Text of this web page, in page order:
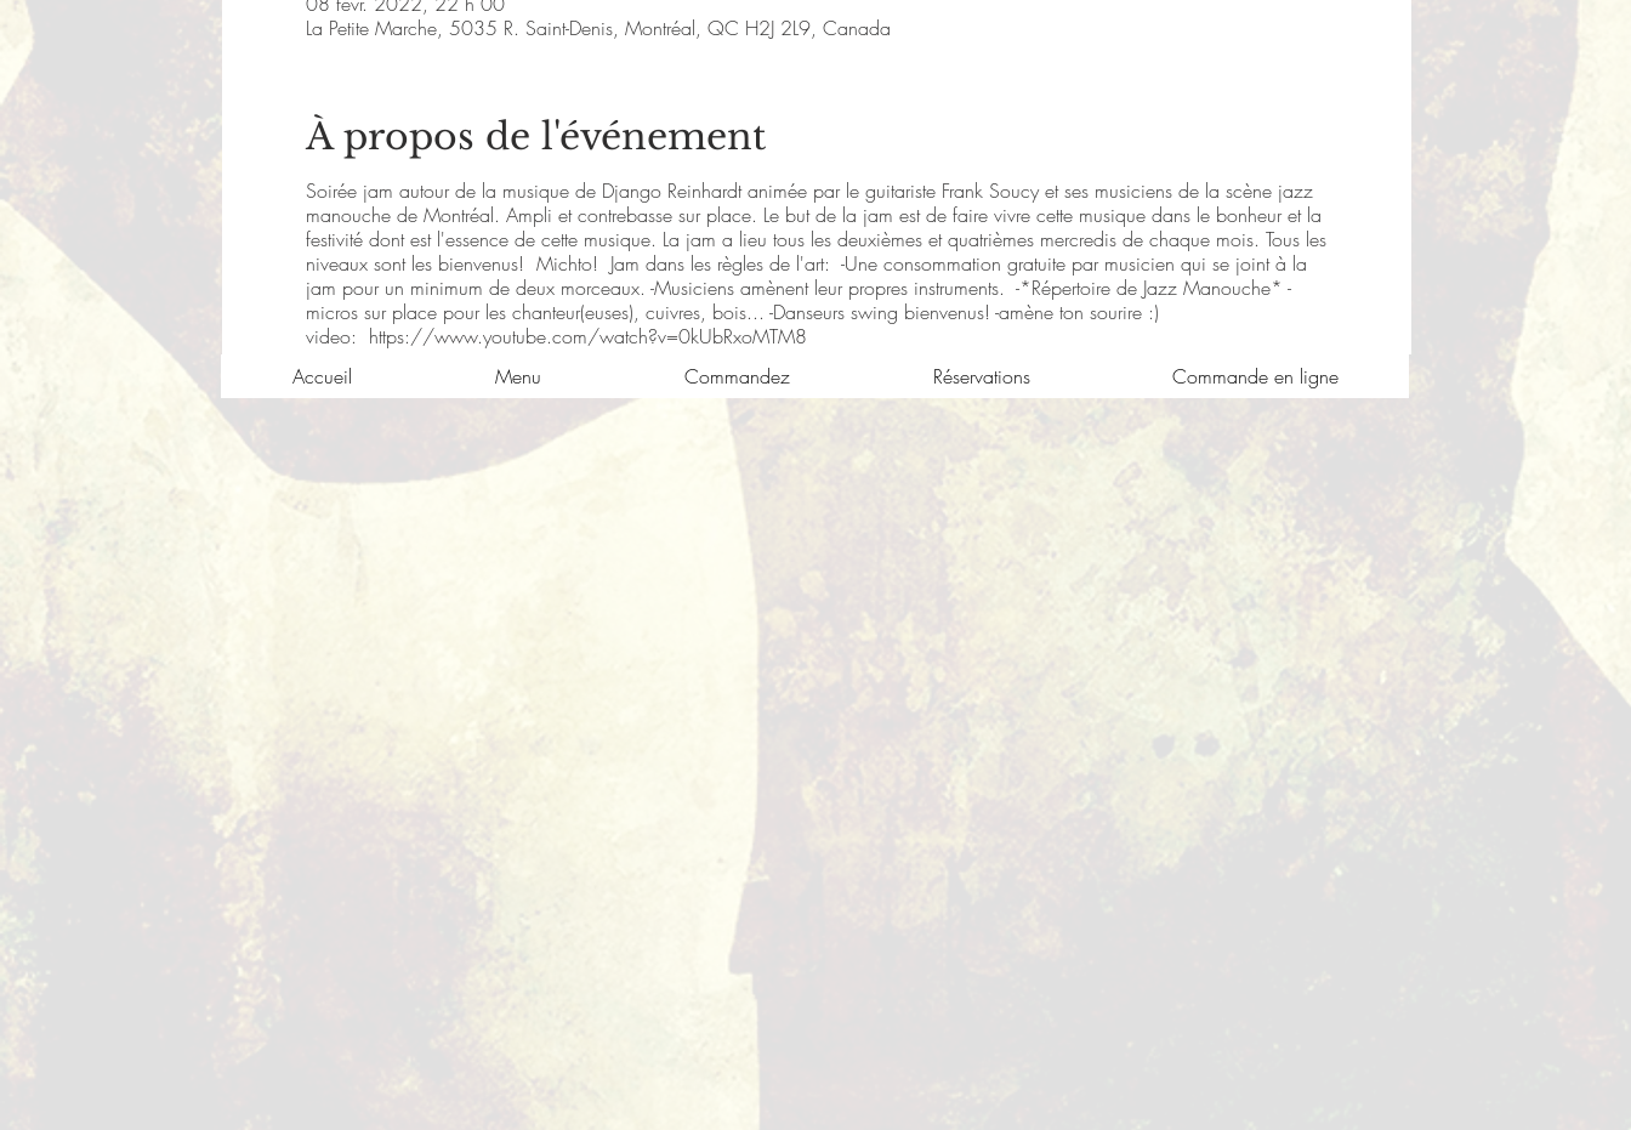
La Petite Marche, 5035 R. Saint-Denis, Montréal, QC H2J 2L9, Canada
À propos de l'événement
Soirée jam autour de la musique de Django Reinhardt animée par le guitariste Frank Soucy et ses musiciens de la scène jazz
manouche de Montréal. Ampli et contrebasse sur place. Le but de la jam est de faire vivre cette musique dans le bonheur et la
festivité dont est l'essence de cette musique. La jam a lieu tous les deuxièmes et quatrièmes mercredis de chaque mois. Tous les
niveaux sont les bienvenus! Michto! Jam dans les règles de l'art: -Une consommation gratuite par musicien qui se joint à la
jam pour un minimum de deux morceaux. -Musiciens amènent leur propres instruments. -*Répertoire de Jazz Manouche* -
micros sur place pour les chanteur(euses), cuivres, bois... -Danseurs swing bienvenus! -amène ton sourire :)
video: https://www.youtube.com/watch?v=0kUbRxoMTM8
Accueil
Menu Commandez Réservations Commande en ligne